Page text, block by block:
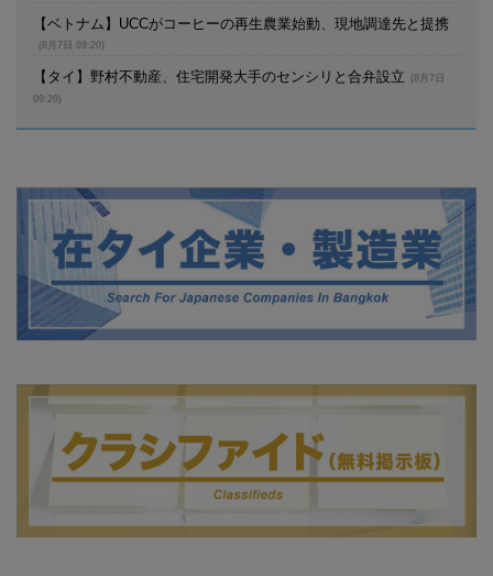
【ベトナム】UCCがコーヒーの再生農業始動、現地調達先と提携
(8月7日 09:20)
【タイ】野村不動産、住宅開発大手のセンシリと合弁設立
(8月7日
09:20)